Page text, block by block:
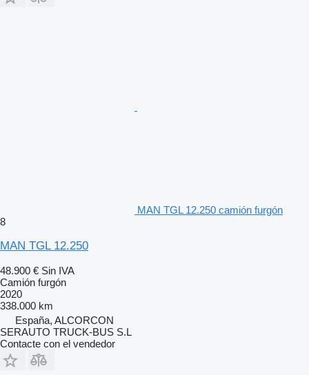
MAN TGL 12.250 camión furgón
8
MAN TGL 12.250
48.900 € Sin IVA
Camión furgón
2020
338.000 km
España, ALCORCON
SERAUTO TRUCK-BUS S.L
Contacte con el vendedor